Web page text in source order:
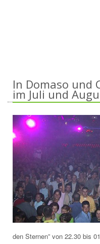
In Domaso und
im Juli und
den Sternen” von 22.30 bis